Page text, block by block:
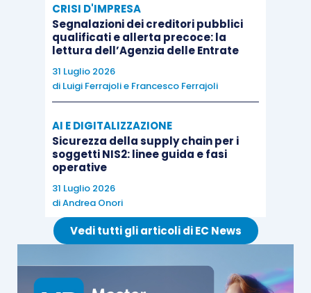
principalesiano rivolte al raggiungimento
dellostesso obiettivo;
esista un
funzionale
dell’operazione accessoria
rispetto a quella principale, ossia che la
prestazione accessoria sia effettuata in
ragione della prestazione principale, in
combinazione con la quale è diretta al
risultato;
l’operazione accessoria acceda a quella
principale al fine diintegrarla,
completarlao
CRISI D'IMPRESA
Segnalazioni dei creditori pubblici
qualificati e allerta precoce: la
lettura dell’Agenzia delle Entrate
31 Luglio 2026
di Luigi Ferrajolie Francesco Ferrajoli
AI E DIGITALIZZAZIONE
Sicurezza della supply chain per i
soggetti NIS2: linee guida e fasi
operative
31 Luglio 2026
diAndrea Onori
Vedi tutti gli articoli di EC News